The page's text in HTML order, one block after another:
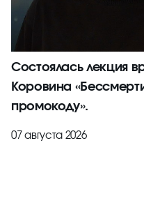
Состоялась лекция
Коровина
промокоду».
07 августа 2026